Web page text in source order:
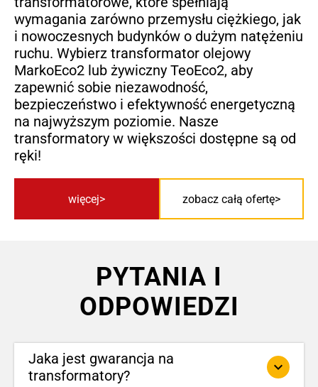
wymagania zarówno przemysłu ciężkiego, jak
i nowoczesnych budynków o dużym natężeniu
ruchu. Wybierz transformator olejowy
MarkoEco2 lub żywiczny TeoEco2, aby
zapewnić sobie niezawodność,
bezpieczeństwo i efektywność energetyczną
na najwyższym poziomie. Nasze
transformatory w większości dostępne są od
ręki!
więcej zobacz całą ofertę
PYTANIA I
ODPOWIEDZI
Jaka jest gwarancja na
transformatory?
keyboard_arrow_down